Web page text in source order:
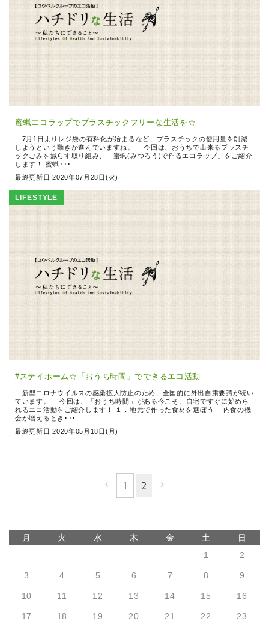
蜜蝋エコラップでプラスチックフリーな生活を☆
7月1日よりレジ袋の有料化が始まるなど、プラスチックの使用量を削減
しようという動きが進んでいますね。 今回は、おうちで出来るプラスチ
ックごみを減らす取り組み、「蜜蝋(みつろう)で作るエコラップ」をご紹介
します！ 蜜蝋･･･
最終更新日 2020年07月28日(火)
#ステイホーム☆「おうち時間」でできるエコ活動
新型コロナウイルスの感染拡大防止のため、全国的に外出自粛要請が続い
ています。 今回は、「おうち時間」がある今こそ、自宅ですぐに始めら
れるエコ活動をご紹介します！ １．地元で作った食材を選ぼう 内食の機
会が増えるとき･･･
最終更新日 2020年05月18日(月)
LIFESTYLE
‹ 1 2 ›
月 火 水 木 金 土 日
1 2
3 4 5 6 7 8 9
10 11 12 13 14 15 16
17 18 19 20 21 22 23